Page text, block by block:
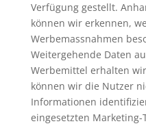
Verfügung gestellt.
können wir erkennen,
Werbemassnahmen
Weitergehende Daten
Werbemittel erhalten
können wir die Nutzer
Informationen
eingesetzten